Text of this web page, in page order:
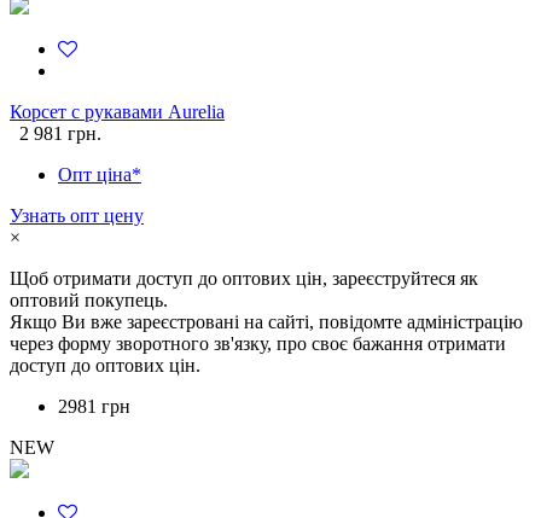
Корсет с рукавами Aurelia
2 981 грн.
Опт ціна*
Узнать опт цену
×
Щоб отримати доступ до оптових цін, зареєструйтеся як
оптовий покупець.
Якщо Ви вже зареєстровані на сайті, повідомте адміністрацію
через форму зворотного зв'язку, про своє бажання отримати
доступ до оптових цін.
2981 грн
NEW